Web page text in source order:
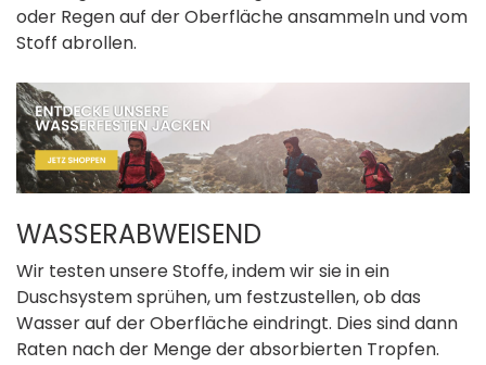
oder Regen auf der Oberfläche ansammeln und vom
Stoff abrollen.
WASSERABWEISEND
Wir testen unsere Stoffe, indem wir sie in ein
Duschsystem sprühen, um festzustellen, ob das
Wasser auf der Oberfläche eindringt. Dies sind dann
Raten nach der Menge der absorbierten Tropfen.